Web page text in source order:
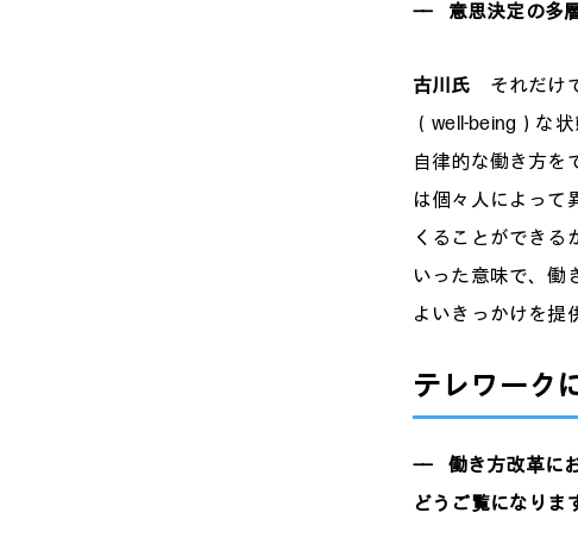
——意思決定の多層
古川氏 それだけ
（well-being）な
自律的な働き方を
は個々人によって
くることができる
いった意味で、働
よいきっかけを提
テレワーク
——働き方改革にお
どうご覧になりま